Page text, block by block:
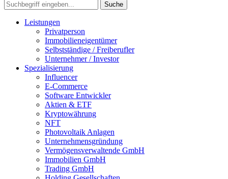
Suche
Leistungen
Privatperson
Immobilieneigentümer
Selbstständige / Freiberufler
Unternehmer / Investor
Spezialisierung
Influencer
E-Commerce
Software Entwickler
Aktien & ETF
Kryptowährung
NFT
Photovoltaik Anlagen
Unternehmensgründung
Vermögensverwaltende GmbH
Immobilien GmbH
Trading GmbH